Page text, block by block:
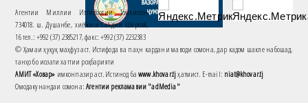
Агентии Миллии Иттилоотии Тоҷикистон
734018. ш. Душанбе, хиёбони Саъдии Шерозӣ,
16 тел.: +992 (37) 2385217, факс: +992 (37) 2232383
© Ҳамаи ҳуқуқ маҳфуз аст. Истифода ва паҳн кардани маводи сомона, дар кадом шакле набошад,
танҳо бо иҷозати хаттии роҳбарияти
АМИТ «Ховар» имконпазир аст. Истинод баwww.khovar.tjҳатмист. E-mail: niat@khovar.tj
Омодакунандаи сомона:Агентии рекламавии "adMedia"